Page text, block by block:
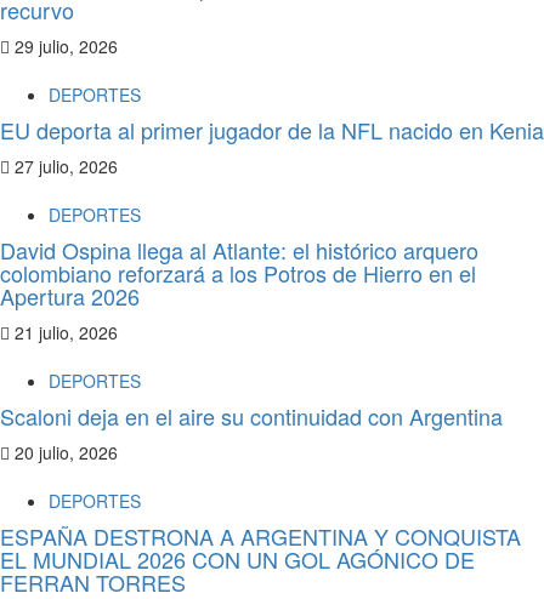
recurvo
29 julio, 2026
DEPORTES
EU deporta al primer jugador de la NFL nacido en Kenia
27 julio, 2026
DEPORTES
David Ospina llega al Atlante: el histórico arquero
colombiano reforzará a los Potros de Hierro en el
Apertura 2026
21 julio, 2026
DEPORTES
Scaloni deja en el aire su continuidad con Argentina
20 julio, 2026
DEPORTES
ESPAÑA DESTRONA A ARGENTINA Y CONQUISTA
EL MUNDIAL 2026 CON UN GOL AGÓNICO DE
FERRAN TORRES